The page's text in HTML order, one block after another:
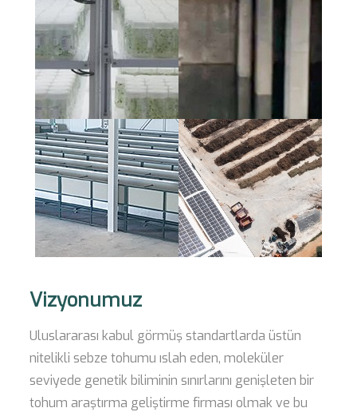
Vizyonumuz
Uluslararası kabul görmüş standartlarda üstün
nitelikli sebze tohumu ıslah eden, moleküler
seviyede genetik biliminin sınırlarını genişleten bir
tohum araştırma geliştirme firması olmak ve bu